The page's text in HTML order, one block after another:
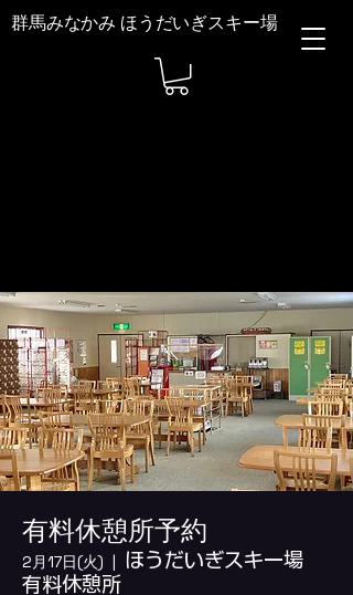
群馬みなかみ ほうだいぎスキー場
有料休憩所予約
2月17日(火)
  |
ほうだいぎスキー場
有料休憩所